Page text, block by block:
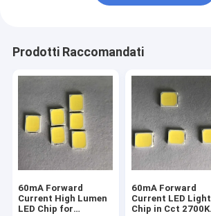
Prodotti Raccomandati
60mA Forward
Current High Lumen
LED Chip for
60mA Forward
Current LED Light
Chip in Cct 2700K